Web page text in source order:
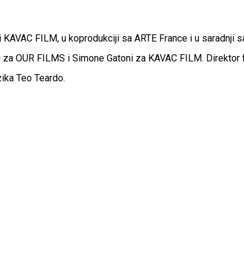
FILM, u koprodukciji sa ARTE France i u saradnji
OUR FILMS i Simone Gatoni za KAVAC FILM.
Teo Teardo.